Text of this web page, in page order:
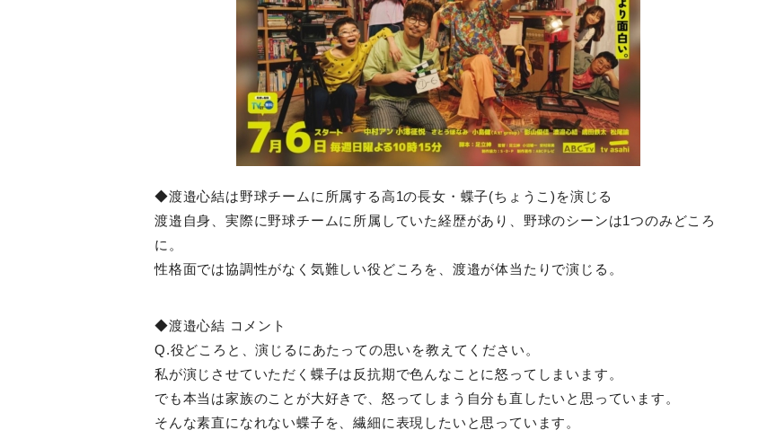
◆渡邉心結は野球チームに所属する高1の長女・蝶子(ちょうこ)を演じる
渡邉自身、実際に野球チームに所属していた経歴があり、野球のシーンは1つのみどころ
に。
性格面では協調性がなく気難しい役どころを、渡邉が体当たりで演じる。
◆渡邉心結 コメント
Q.役どころと、演じるにあたっての思いを教えてください。
私が演じさせていただく蝶子は反抗期で色んなことに怒ってしまいます。
でも本当は家族のことが大好きで、怒ってしまう自分も直したいと思っています。
そんな素直になれない蝶子を、繊細に表現したいと思っています。